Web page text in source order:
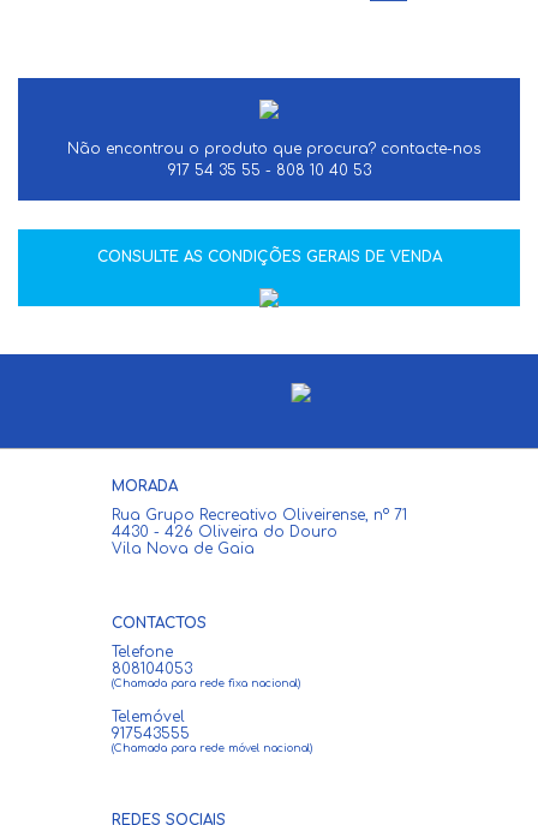
Não encontrou o produto que procura? contacte-nos
917 54 35 55 - 808 10 40 53
CONSULTE AS CONDIÇÕES GERAIS DE VENDA
MORADA
Rua Grupo Recreativo Oliveirense, nº 71
4430 - 426 Oliveira do Douro
Vila Nova de Gaia
CONTACTOS
Telefone
808104053
(Chamada para rede fixa nacional)
Telemóvel
917543555
(Chamada para rede móvel nacional)
REDES SOCIAIS